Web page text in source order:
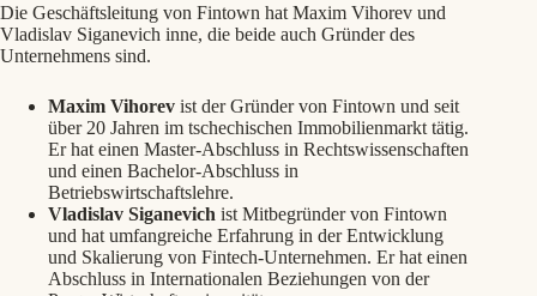
Die Geschäftsleitung von Fintown hat Maxim Vihorev und
Vladislav Siganevich inne, die beide auch Gründer des
Unternehmens sind.
Maxim Vihorev ist der Gründer von Fintown und seit
über 20 Jahren im tschechischen Immobilienmarkt tätig.
Er hat einen Master-Abschluss in Rechtswissenschaften
und einen Bachelor-Abschluss in
Betriebswirtschaftslehre.
Vladislav Siganevich ist Mitbegründer von Fintown
und hat umfangreiche Erfahrung in der Entwicklung
und Skalierung von Fintech-Unternehmen. Er hat einen
Abschluss in Internationalen Beziehungen von der